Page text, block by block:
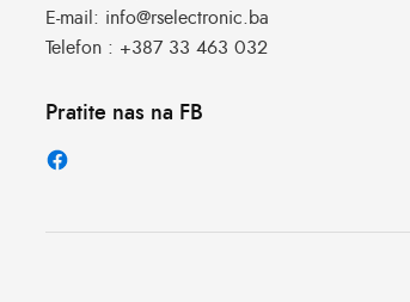
E-mail: info@rselectronic.ba
Telefon : +387 33 463 032
Pratite nas na FB